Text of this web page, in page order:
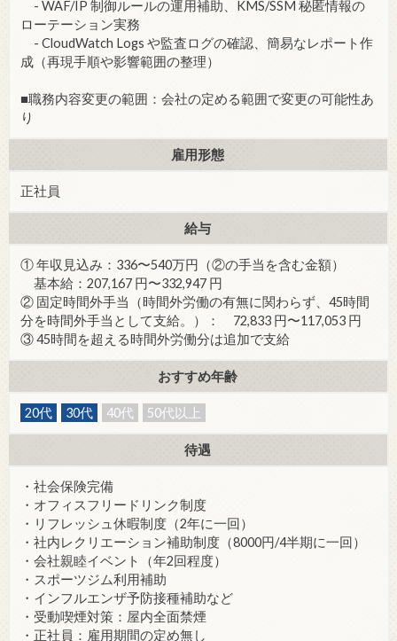
- WAF/IP 制御ルールの運用補助、KMS/SSM 秘匿情報の
ローテーション実務
- CloudWatch Logs や監査ログの確認、簡易なレポート作
成（再現手順や影響範囲の整理）
■職務内容変更の範囲：会社の定める範囲で変更の可能性あ
り
雇用形態
正社員
給与
① 年収見込み：336〜540万円（②の手当を含む金額）
基本給：207,167 円〜332,947 円
② 固定時間外手当（時間外労働の有無に関わらず、45時間
分を時間外手当として支給。）： 72,833 円〜117,053 円
③ 45時間を超える時間外労働分は追加で支給
おすすめ年齢
20代 30代 40代 50代以上
待遇
・社会保険完備
・オフィスフリードリンク制度
・リフレッシュ休暇制度（2年に一回）
・社内レクリエーション補助制度（8000円/4半期に一回）
・会社親睦イベント（年2回程度）
・スポーツジム利用補助
・インフルエンザ予防接種補助など
・受動喫煙対策：屋内全面禁煙
・正社員：雇用期間の定め無し